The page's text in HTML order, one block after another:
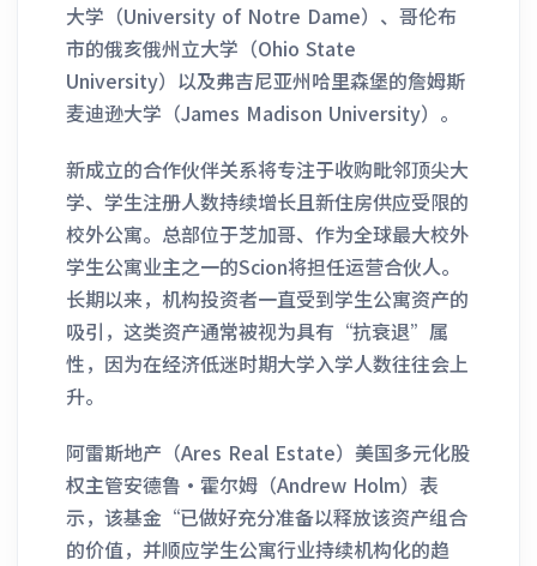
大学（University of Notre Dame）、哥伦布
市的俄亥俄州立大学（Ohio State
University）以及弗吉尼亚州哈里森堡的詹姆斯
麦迪逊大学（James Madison University）。
新成立的合作伙伴关系将专注于收购毗邻顶尖大
学、学生注册人数持续增长且新住房供应受限的
校外公寓。总部位于芝加哥、作为全球最大校外
学生公寓业主之一的Scion将担任运营合伙人。
长期以来，机构投资者一直受到学生公寓资产的
吸引，这类资产通常被视为具有“抗衰退”属
性，因为在经济低迷时期大学入学人数往往会上
升。
阿雷斯地产（Ares Real Estate）美国多元化股
权主管安德鲁·霍尔姆（Andrew Holm）表
示，该基金“已做好充分准备以释放该资产组合
的价值，并顺应学生公寓行业持续机构化的趋